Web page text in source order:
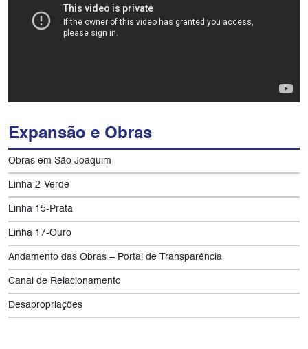
Expansão e Obras
Obras em São Joaquim
Linha 2-Verde
Linha 15-Prata
Linha 17-Ouro
Andamento das Obras – Portal de Transparência
Canal de Relacionamento
Desapropriações